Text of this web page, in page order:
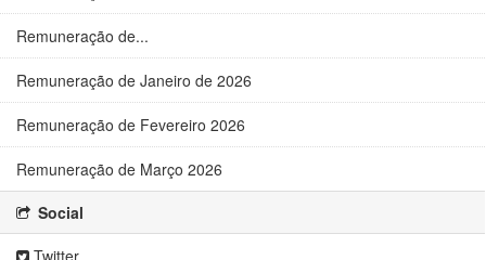
Remuneração de...
Remuneração de Janeiro de 2026
Remuneração de Fevereiro 2026
Remuneração de Março 2026
Social
Twitter